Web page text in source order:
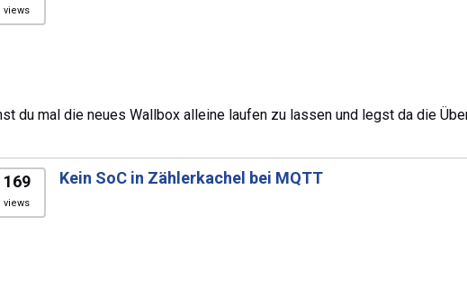
views
du mal die neues Wallbox alleine laufen zu lassen und legst da die
169
views
Kein SoC in Zählerkachel bei MQTT